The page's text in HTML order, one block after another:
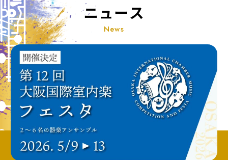
ニュース
News